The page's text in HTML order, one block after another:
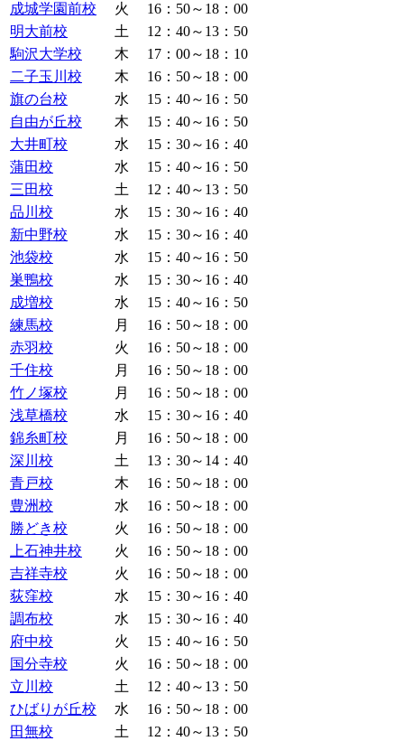
成城学園前校
火
16：50～18：00
明大前校
土
12：40～13：50
駒沢大学校
木
17：00～18：10
二子玉川校
木
16：50～18：00
旗の台校
水
15：40～16：50
自由が丘校
木
15：40～16：50
大井町校
水
15：30～16：40
蒲田校
水
15：40～16：50
三田校
土
12：40～13：50
品川校
水
15：30～16：40
新中野校
水
15：30～16：40
池袋校
水
15：40～16：50
巣鴨校
水
15：30～16：40
成増校
水
15：40～16：50
練馬校
月
16：50～18：00
赤羽校
火
16：50～18：00
千住校
月
16：50～18：00
竹ノ塚校
月
16：50～18：00
浅草橋校
水
15：30～16：40
錦糸町校
月
16：50～18：00
深川校
土
13：30～14：40
青戸校
木
16：50～18：00
豊洲校
水
16：50～18：00
勝どき校
火
16：50～18：00
上石神井校
火
16：50～18：00
吉祥寺校
火
16：50～18：00
荻窪校
水
15：30～16：40
調布校
水
15：30～16：40
府中校
火
15：40～16：50
国分寺校
火
16：50～18：00
立川校
土
12：40～13：50
ひばりが丘校
水
16：50～18：00
田無校
土
12：40～13：50